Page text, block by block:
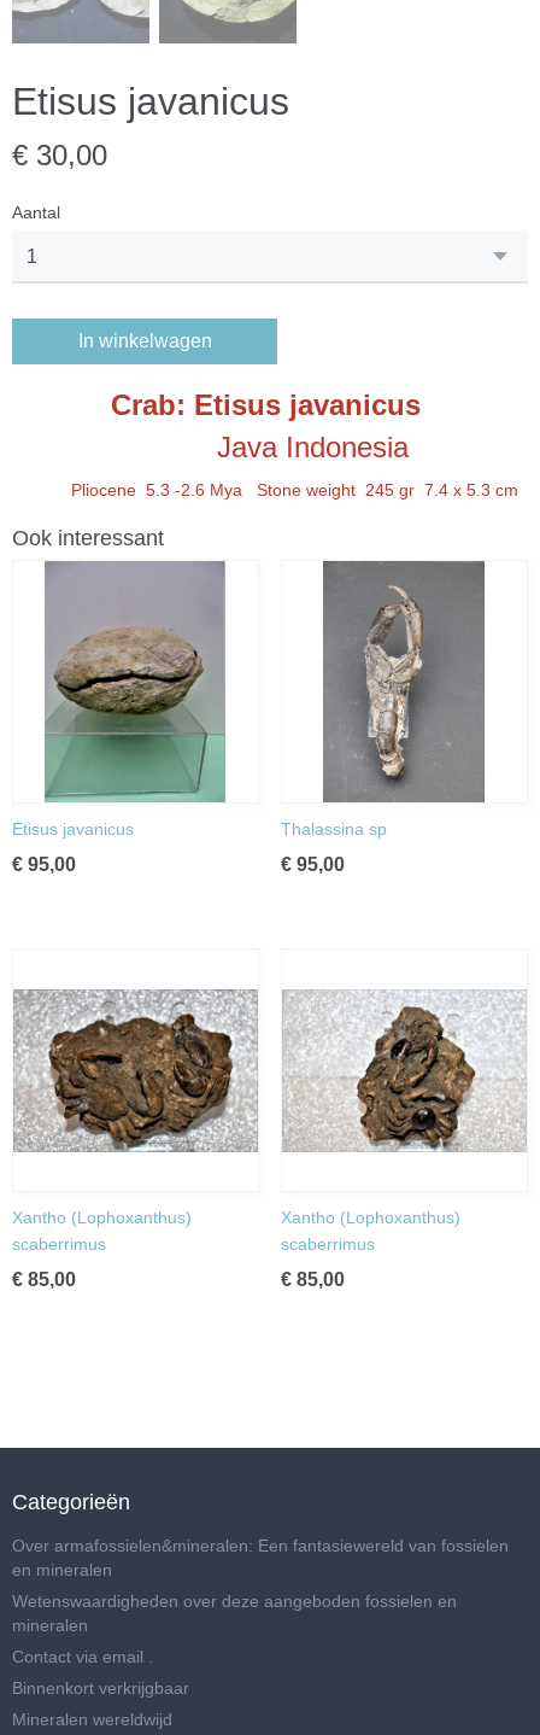
Etisus javanicus
€ 30,00
Aantal
In winkelwagen
Crab: Etisus javanicus
Java Indonesia
Pliocene 5.3 -2.6 Mya Stone weight 245 gr 7.4 x 5.3 cm
Ook interessant
Etisus javanicus
€ 95,00
Thalassina sp
€ 95,00
Xantho (Lophoxanthus)
scaberrimus
€ 85,00
Xantho (Lophoxanthus)
scaberrimus
€ 85,00
Categorieën
Over armafossielen&mineralen: Een fantasiewereld van fossielen
en mineralen
Wetenswaardigheden over deze aangeboden fossielen en
mineralen
Contact via email .
Binnenkort verkrijgbaar
Mineralen wereldwijd